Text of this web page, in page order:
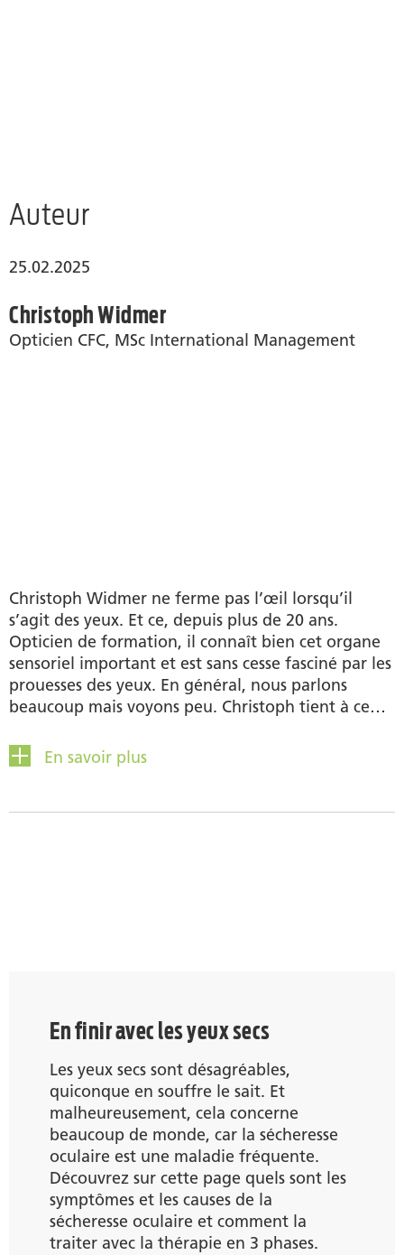
Auteur
25.02.2025
Christoph Widmer
Opticien CFC, MSc International Management
Christoph Widmer ne ferme pas l’œil lorsqu’il
s’agit des yeux. Et ce, depuis plus de 20 ans.
Opticien de formation, il connaît bien cet organe
sensoriel important et est sans cesse fasciné par les
prouesses des yeux. En général, nous parlons
beaucoup mais voyons peu. Christoph tient à ce
puissent se fier à la fonction de leurs yeux. C’est
précisément sa mission dans son rôle de Brand
En savoir plus
En finir avec les yeux secs
Les yeux secs sont désagréables,
quiconque en souffre le sait. Et
malheureusement, cela concerne
beaucoup de monde, car la sécheresse
oculaire est une maladie fréquente.
Découvrez sur cette page quels sont les
symptômes et les causes de la
sécheresse oculaire et comment la
traiter avec la thérapie en 3 phases.